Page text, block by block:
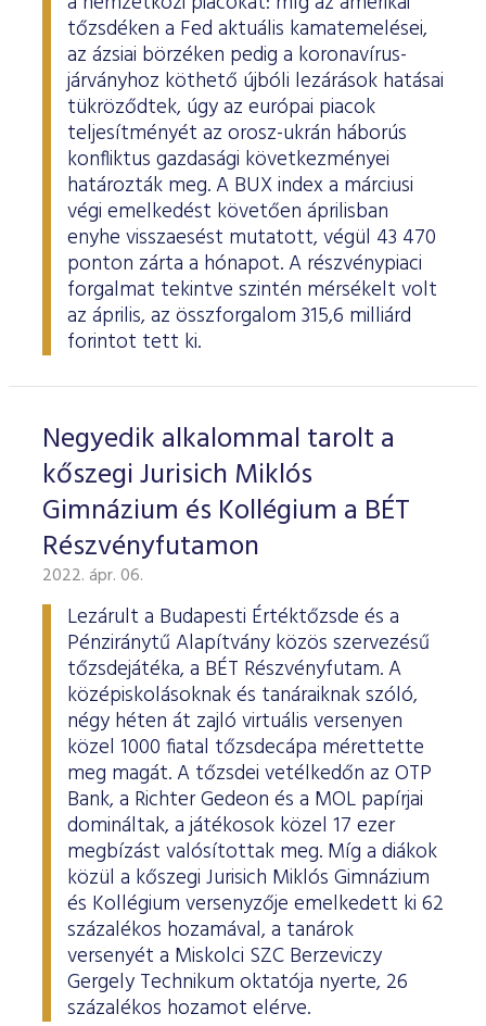
tőzsdéken a Fed aktuális kamatemelései,
az ázsiai börzéken pedig a koronavírus-
járványhoz köthető újbóli lezárások hatásai
tükröződtek, úgy az európai piacok
teljesítményét az orosz-ukrán háborús
konfliktus gazdasági következményei
határozták meg. A BUX index a márciusi
végi emelkedést követően áprilisban
enyhe visszaesést mutatott, végül 43 470
ponton zárta a hónapot. A részvénypiaci
forgalmat tekintve szintén mérsékelt volt
az április, az összforgalom 315,6 milliárd
forintot tett ki.
Negyedik alkalommal tarolt a
kőszegi Jurisich Miklós
Gimnázium és Kollégium a BÉT
Részvényfutamon
2022. ápr. 06.
Lezárult a Budapesti Értéktőzsde és a
Pénziránytű Alapítvány közös szervezésű
tőzsdejátéka, a BÉT Részvényfutam. A
középiskolásoknak és tanáraiknak szóló,
négy héten át zajló virtuális versenyen
közel 1000 fiatal tőzsdecápa mérettette
meg magát. A tőzsdei vetélkedőn az OTP
Bank, a Richter Gedeon és a MOL papírjai
domináltak, a játékosok közel 17 ezer
megbízást valósítottak meg. Míg a diákok
közül a kőszegi Jurisich Miklós Gimnázium
és Kollégium versenyzője emelkedett ki 62
százalékos hozamával, a tanárok
versenyét a Miskolci SZC Berzeviczy
Gergely Technikum oktatója nyerte, 26
százalékos hozamot elérve.